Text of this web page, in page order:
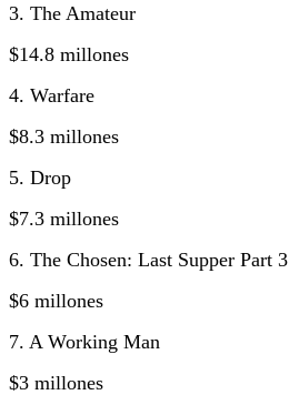
3. The Amateur
$14.8 millones
4. Warfare
$8.3 millones
5. Drop
$7.3 millones
6. The Chosen: Last Supper Part 3
$6 millones
7. A Working Man
$3 millones